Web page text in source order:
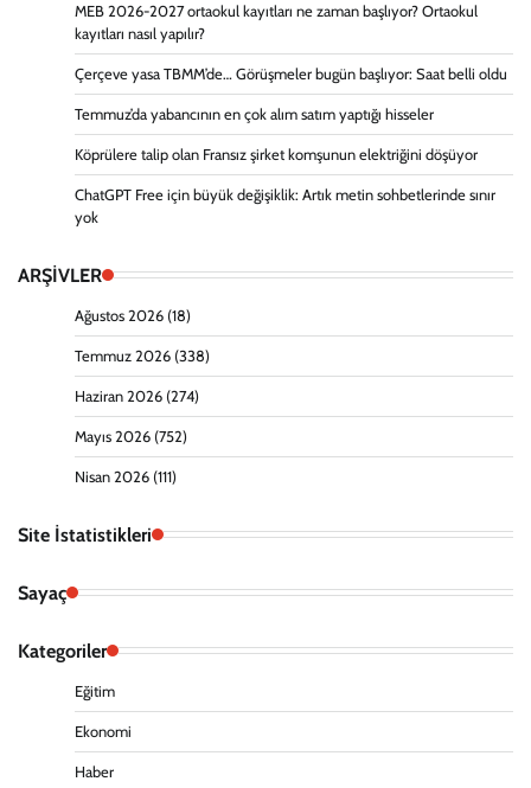
MEB 2026-2027 ortaokul kayıtları ne zaman başlıyor? Ortaokul
kayıtları nasıl yapılır?
Çerçeve yasa TBMM’de… Görüşmeler bugün başlıyor: Saat belli oldu
Temmuz’da yabancının en çok alım satım yaptığı hisseler
Köprülere talip olan Fransız şirket komşunun elektriğini döşüyor
ChatGPT Free için büyük değişiklik: Artık metin sohbetlerinde sınır
yok
ARŞİVLER
Ağustos 2026 (18)
Temmuz 2026 (338)
Haziran 2026 (274)
Mayıs 2026 (752)
Nisan 2026 (111)
Site İstatistikleri
Sayaç
Kategoriler
Eğitim
Ekonomi
Haber